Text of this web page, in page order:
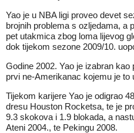
Yao je u NBA ligi proveo devet
brojnih problema s ozljedama, a
pet utakmica zbog loma lijevog
dok tijekom sezone 2009/10.
Godine 2002. Yao je izabran
prvi ne-Amerikanac kojemu je to
Tijekom karijere Yao je odigrao
dresu Houston Rocketsa, te je
9.3 skokova i 1.9 blokada, a
Ateni 2004., te Pekingu 2008.